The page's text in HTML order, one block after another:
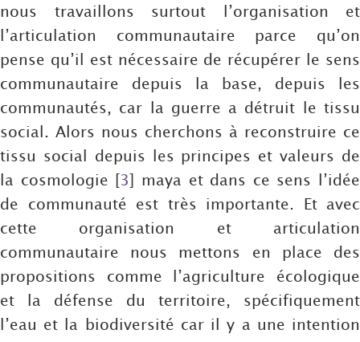
nous travaillons surtout l’organisation et
l’articulation communautaire parce qu’on
pense qu’il est nécessaire de récupérer le sens
communautaire depuis la base, depuis les
communautés, car la guerre a détruit le tissu
social. Alors nous cherchons à reconstruire ce
tissu social depuis les principes et valeurs de
la cosmologie [3] maya et dans ce sens l’idée
de communauté est très importante. Et avec
cette organisation et articulation
communautaire nous mettons en place des
propositions comme l’agriculture écologique
et la défense du territoire, spécifiquement
l’eau et la biodiversité car il y a une intention